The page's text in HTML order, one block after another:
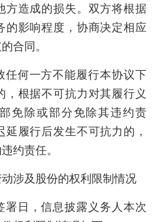
方造成的损失。双方将根据
的影响程度，协商决定相应
合同。
任何一方不能履行本协议下
，根据不可抗力对其履行义
免除或部分免除其违约责
履行后发生不可抗力的，
约责任。
涉及股份的权利限制情况
署日，信息披露义务人本次